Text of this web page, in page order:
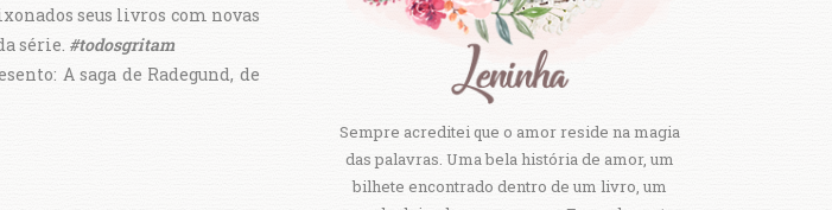
seus livros com novas
série. #todosgritam
A saga de Radegund, de
Sempre acreditei que o amor reside na magia
das palavras. Uma bela história de amor, um
bilhete encontrado dentro de um livro, um